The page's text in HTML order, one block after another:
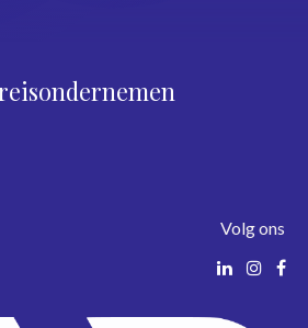
Volg ons